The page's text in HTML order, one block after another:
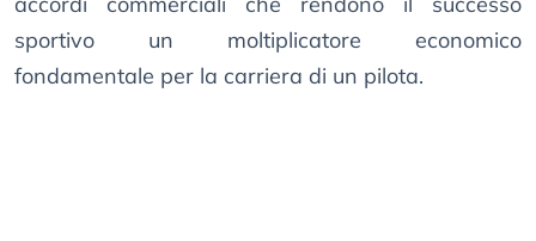
sportivo un moltiplicatore economico
fondamentale per la carriera di un pilota.